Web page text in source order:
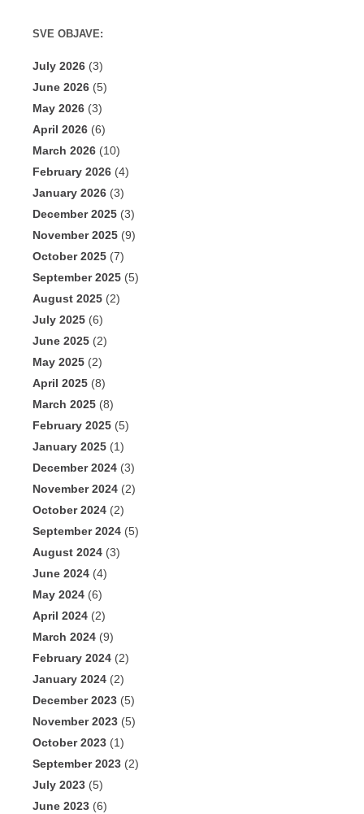
SVE OBJAVE:
July 2026 (3)
June 2026 (5)
May 2026 (3)
April 2026 (6)
March 2026 (10)
February 2026 (4)
January 2026 (3)
December 2025 (3)
November 2025 (9)
October 2025 (7)
September 2025 (5)
August 2025 (2)
July 2025 (6)
June 2025 (2)
May 2025 (2)
April 2025 (8)
March 2025 (8)
February 2025 (5)
January 2025 (1)
December 2024 (3)
November 2024 (2)
October 2024 (2)
September 2024 (5)
August 2024 (3)
June 2024 (4)
May 2024 (6)
April 2024 (2)
March 2024 (9)
February 2024 (2)
January 2024 (2)
December 2023 (5)
November 2023 (5)
October 2023 (1)
September 2023 (2)
July 2023 (5)
June 2023 (6)